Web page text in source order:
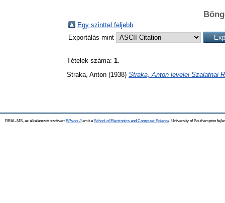
Egy szinttel feljebb
Exportálás mint
Tételek száma: 1
Straka, Anton (1938) Straka, Anton levelei Szalatnai
REAL-MS, az alkalamzott szoftver: EPrints 3amit a School of Electronics and Computer Science , University of Southampton